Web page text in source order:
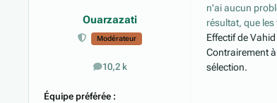
Ouarzazati
Modérateur
10,2 k
messages
Équipe préférée :
n'ai aucun
résultat, que
Effectif de
Contrairement
sélection.